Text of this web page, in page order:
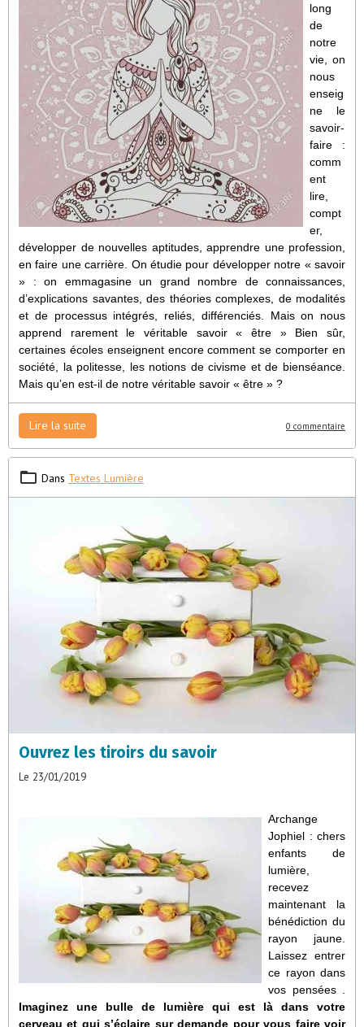
long
de
notre
vie, on
nous
enseig
ne le
savoir-
faire :
comm
ent
lire,
compt
er,
développer de nouvelles aptitudes, apprendre une profession,
en faire une carrière. On étudie pour développer notre « savoir
» : on emmagasine un grand nombre de connaissances,
d’explications savantes, des théories complexes, de modalités
et de processus intégrés, reliés, différenciés. Mais on nous
apprend rarement le véritable savoir « être » Bien sûr,
certaines écoles enseignent encore comment se comporter en
société, la politesse, les notions de civisme et de bienséance.
Mais qu’en est-il de notre véritable savoir « être » ?
Lire la suite 0 commentaire
Dans Textes Lumière
Ouvrez les tiroirs du savoir
Le 23/01/2019
Archange
Jophiel : chers
enfants de
lumière,
recevez
maintenant la
bénédiction du
rayon jaune.
Laissez entrer
ce rayon dans
vos pensées .
Imaginez une bulle de lumière qui est là dans votre
cerveau et qui s’éclaire sur demande pour vous faire voir